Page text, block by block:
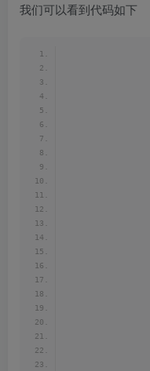
我们可以看到代码如下